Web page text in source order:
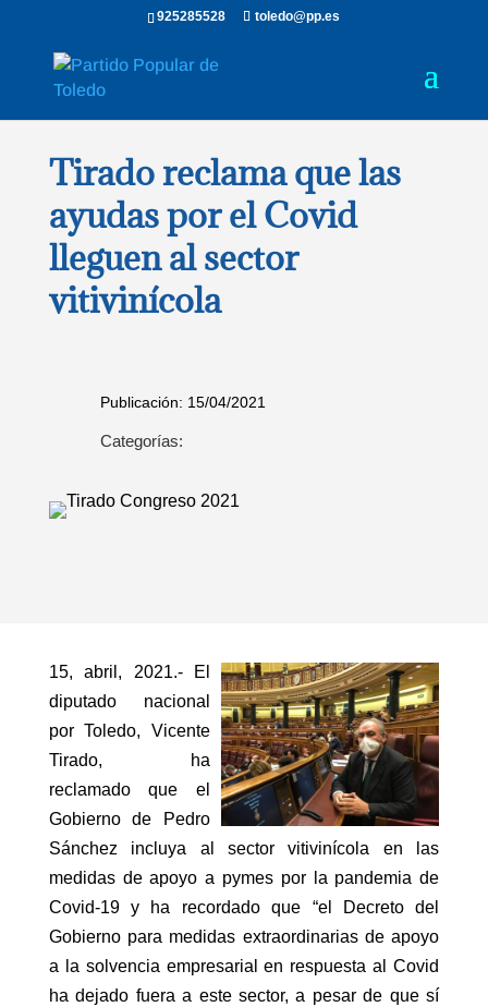
925285528 toledo@pp.es
Tirado reclama que las
ayudas por el Covid
lleguen al sector
vitivinícola
Publicación: 15/04/2021
Categorías:
15, abril, 2021.- El
diputado nacional
por Toledo, Vicente
Tirado, ha
reclamado que el
Gobierno de Pedro
Sánchez incluya al sector vitivinícola en las
medidas de apoyo a pymes por la pandemia de
Covid-19 y ha recordado que “el Decreto del
Gobierno para medidas extraordinarias de apoyo
a la solvencia empresarial en respuesta al Covid
ha dejado fuera a este sector, a pesar de que sí